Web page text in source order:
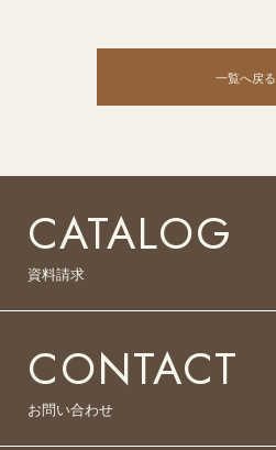
一覧へ戻る
CATALOG
資料請求
CONTACT
お問い合わせ